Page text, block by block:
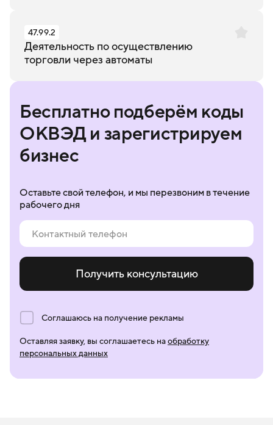
47.99.2
Деятельность по осуществлению
торговли через автоматы
Бесплатно подберём коды
ОКВЭД и зарегистрируем
бизнес
Оставьте свой телефон, и мы перезвоним в течение
рабочего дня
Получить консультацию
Соглашаюсь на получение рекламы
Оставляя заявку, вы соглашаетесь наобработку
персональных данных